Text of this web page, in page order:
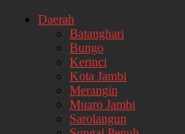
Daerah
Batanghari
Bungo
Kerinci
Kota Jambi
Merangin
Muaro Jambi
Sarolangun